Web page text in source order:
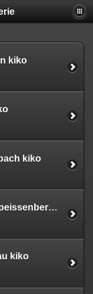
kiko
kiko
kiko
kiko